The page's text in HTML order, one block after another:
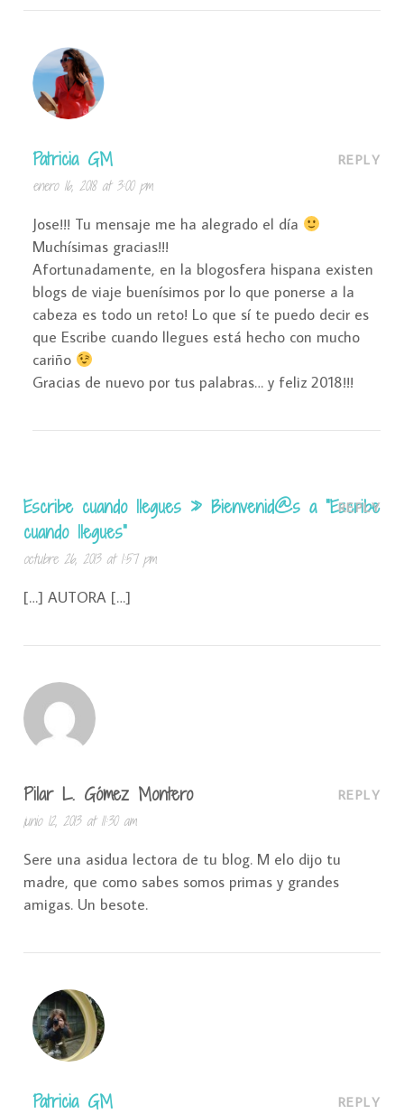
Patricia GM
enero 16, 2018 at 3:00 pm
REPLY
Jose!!! Tu mensaje me ha alegrado el día
Muchísimas gracias!!!
Afortunadamente, en la blogosfera hispana existen
blogs de viaje buenísimos por lo que ponerse a la
cabeza es todo un reto! Lo que sí te puedo decir es
que Escribe cuando llegues está hecho con mucho
cariño
Gracias de nuevo por tus palabras… y feliz 2018!!!
Escribe cuando llegues » Bienvenid@s a “Escribe
cuando llegues”
octubre 26, 2013 at 1:57 pm
REPLY
[…] AUTORA […]
Pilar L. Gómez Montero
junio 12, 2013 at 11:30 am
REPLY
Sere una asidua lectora de tu blog. M elo dijo tu
madre, que como sabes somos primas y grandes
amigas. Un besote.
Patricia GM REPLY